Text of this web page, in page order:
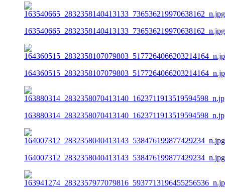
163540665_2832358140413133_736536219970638162_n.jpg
164007312_2832358040413143_538476199877429234_n.jpg